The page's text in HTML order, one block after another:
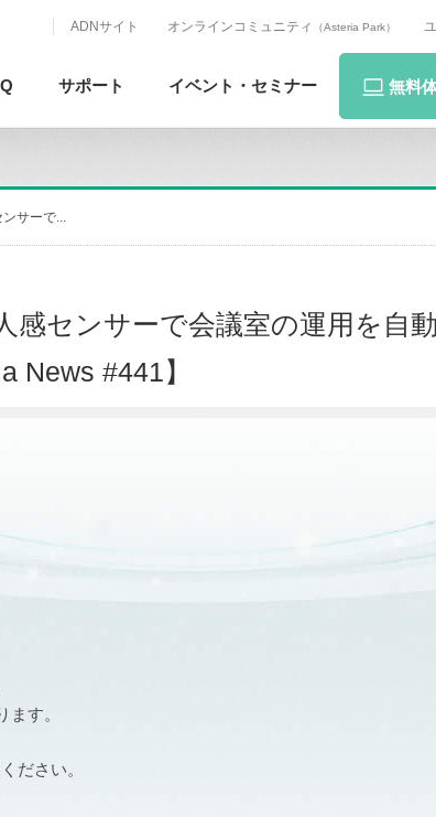
ADNサイト オンラインコミュニティ （Asteria Park）
サポート イベント・ セミナー 無料
サーで...
感センサーで会議室の運用を自
News #441】
す。
ださい。